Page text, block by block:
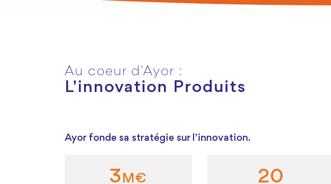
Au coeur d'Ayor :
L'innovation Produits
Ayor fonde sa stratégie sur l’innovation.
3 M€ 20